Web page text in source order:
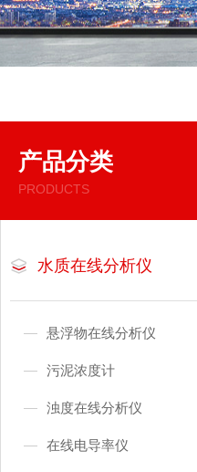
产品分类
PRODUCTS
水质在线分析仪
悬浮物在线分析仪
污泥浓度计
浊度在线分析仪
在线电导率仪